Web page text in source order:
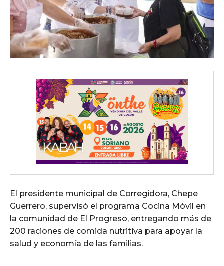
El presidente municipal de Corregidora, Chepe
Guerrero, supervisó el programa Cocina Móvil en
la comunidad de El Progreso, entregando más de
200 raciones de comida nutritiva para apoyar la
salud y economía de las familias.